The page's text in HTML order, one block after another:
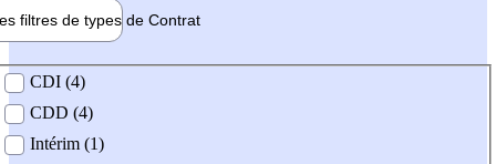
filtres de types de Contrat
contrat
CDI (4)
CDD (4)
Intérim (1)